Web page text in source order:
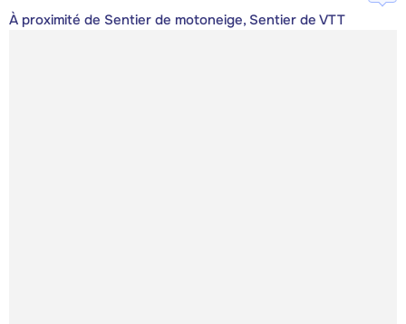
À proximité de Sentier de motoneige, Sentier de VTT